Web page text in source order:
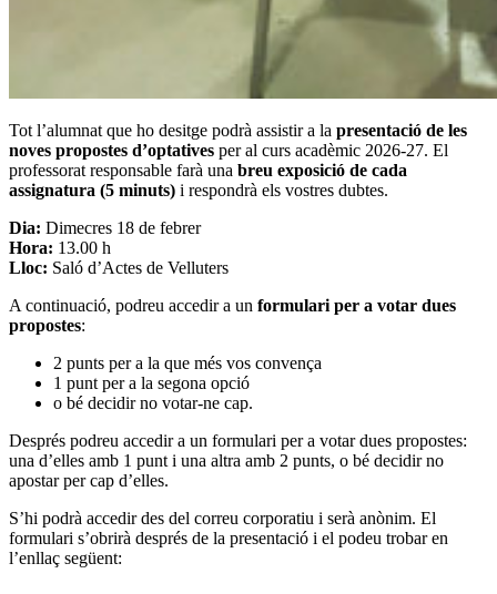
Tot l’alumnat que ho desitge podrà assistir a la presentació de les
noves propostes d’optatives per al curs acadèmic 2026-27. El
professorat responsable farà una breu exposició de cada
assignatura (5 minuts) i respondrà els vostres dubtes.
Dia: Dimecres 18 de febrer
Hora: 13.00 h
Lloc: Saló d’Actes de Velluters
A continuació, podreu accedir a un formulari per a votar dues
propostes:
2 punts per a la que més vos convença
1 punt per a la segona opció
o bé decidir no votar-ne cap.
Després podreu accedir a un formulari per a votar dues propostes:
una d’elles amb 1 punt i una altra amb 2 punts, o bé decidir no
apostar per cap d’elles.
S’hi podrà accedir des del correu corporatiu i serà anònim. El
formulari s’obrirà després de la presentació i el podeu trobar en
l’enllaç següent: